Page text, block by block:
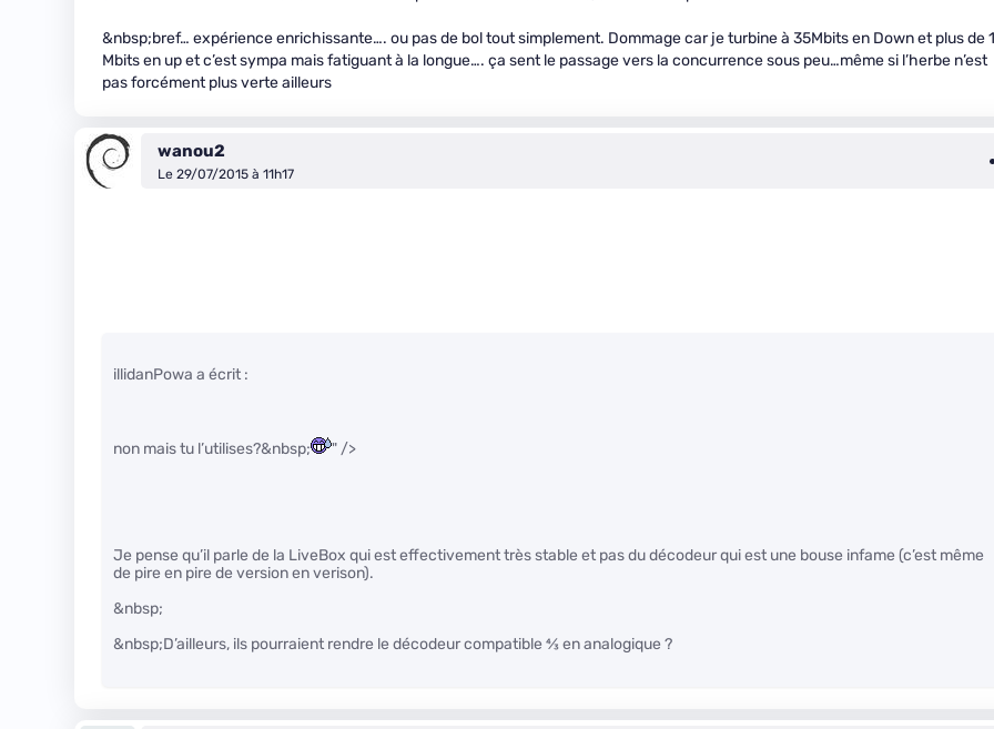
&nbsp;bref… expérience enrichissante…. ou pas de bol tout simplement. Dommage car je turbine à 35Mbits en Down et plus de
Mbits en up et c’est sympa mais fatiguant à la longue…. ça sent le passage vers la concurrence sous peu…même si l’herbe n’est
pas forcément plus verte ailleurs
wanou2
Le 29/07/2015 à 11h17
illidanPowa a écrit :
non mais tu l’utilises?&nbsp; " />
Je pense qu’il parle de la LiveBox qui est effectivement très stable et pas du décodeur qui est une bouse infame (c’est même
de pire en pire de version en verison).
&nbsp;
&nbsp;D’ailleurs, ils pourraient rendre le décodeur compatible 4⁄3en analogique ?